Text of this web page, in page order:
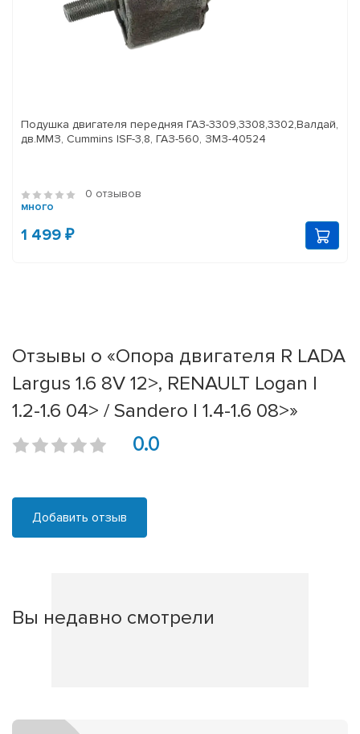
Подушка двигателя передняя ГАЗ-3309,3308,3302,Валдай,
дв.ММЗ, Cummins ISF-3,8, ГАЗ-560, ЗМЗ-40524
0 отзывов
много
1 499 ₽
Отзывы о «Опора двигателя R LADA
Largus 1.6 8V 12>, RENAULT Logan I
1.2-1.6 04> / Sandero I 1.4-1.6 08>»
0.0
Добавить отзыв
Вы недавно смотрели